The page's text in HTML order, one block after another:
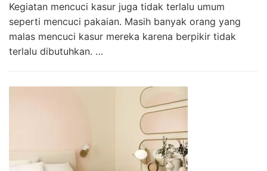
Kegiatan mencuci kasur juga tidak terlalu umum
seperti mencuci pakaian. Masih banyak orang yang
malas mencuci kasur mereka karena berpikir tidak
terlalu dibutuhkan. …